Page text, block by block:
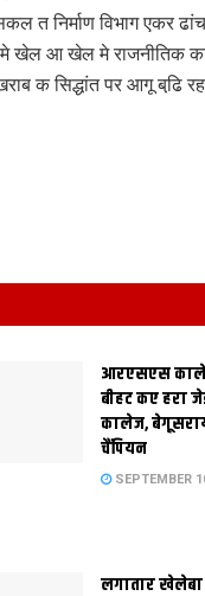
निर्माण विभाग एकर
मे खेल आ खेल मे राजनीतिक
क सिद्धांत पर आगू बढि़
आरएसएस
बीहट कए हरा
कालेज,
चैंपियन
SEPTEMBER
लगातार